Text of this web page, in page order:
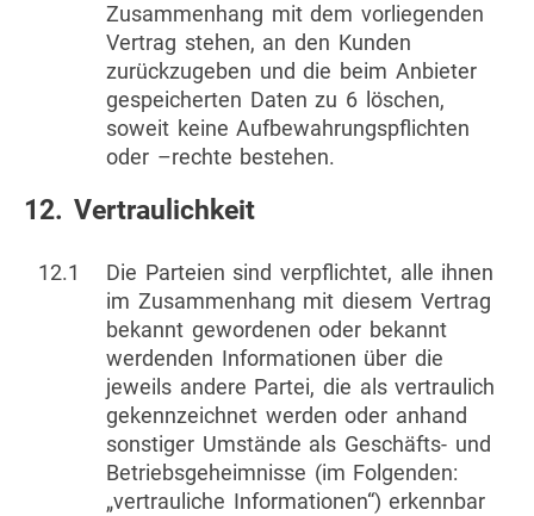
Zusammenhang mit dem vorliegenden
Vertrag stehen, an den Kunden
zurückzugeben und die beim Anbieter
gespeicherten Daten zu 6 löschen,
soweit keine Aufbewahrungspflichten
oder –rechte bestehen.
12. Vertraulichkeit
12.1
Die Parteien sind verpflichtet, alle ihnen
im Zusammenhang mit diesem Vertrag
bekannt gewordenen oder bekannt
werdenden Informationen über die
jeweils andere Partei, die als vertraulich
gekennzeichnet werden oder anhand
sonstiger Umstände als Geschäfts- und
Betriebsgeheimnisse (im Folgenden:
„vertrauliche Informationen“) erkennbar